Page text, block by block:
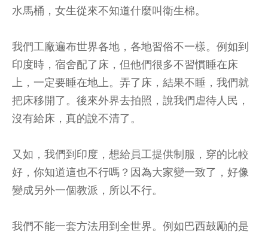
水馬桶，女生從來不知道什麼叫衛生棉。
我們工廠遍布世界各地，各地習俗不一樣。例如到
印度時，宿舍配了床，但他們很多不習慣睡在床
上，一定要睡在地上。弄了床，結果不睡，我們就
把床移開了。後來外界去拍照，說我們虐待人民，
沒有給床，真的說不清了。
又如，我們到印度，想給員工提供制服，穿的比較
好，你知道這也不行嗎？因為大家變一致了，好像
變成另外一個教派，所以不行。
我們不能一套方法用到全世界。例如巴西鼓勵的是